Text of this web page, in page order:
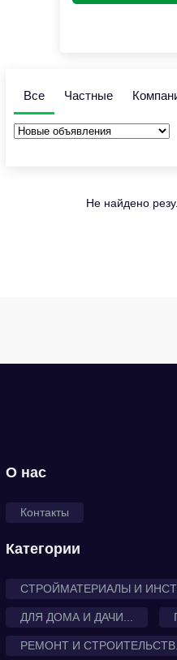
Все Частные
Не найдено
О нас
Контакты
Категории
СТРОЙМАТЕРИАЛЫ И
ДЛЯ ДОМА И ДАЧИ...
РЕМОНТ И